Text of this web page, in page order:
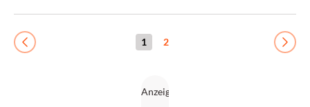
Previous 1 2 Next